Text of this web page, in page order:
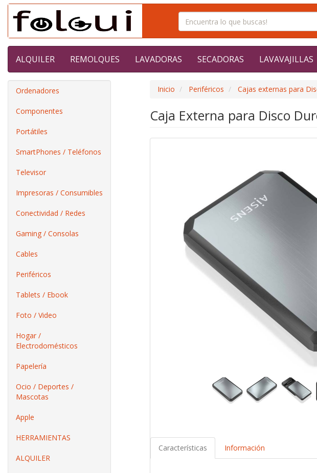
ALQUILER REMOLQUES LAVADORAS SECADORAS LAVAVAJILLAS
Ordenadores
Componentes
Portátiles
SmartPhones / Teléfonos
Televisor
Impresoras / Consumibles
Conectividad / Redes
Gaming / Consolas
Cables
Periféricos
Tablets / Ebook
Foto / Video
Hogar /
Electrodomésticos
Papelería
Ocio / Deportes /
Mascotas
Apple
HERRAMIENTAS
ALQUILER
Inicio Periféricos Cajas externas para
Caja Externa para Disco
Características Información